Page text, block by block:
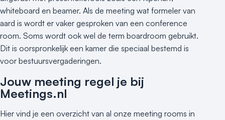
whiteboard en beamer. Als de meeting wat formeler van
aard is wordt er vaker gesproken van een conference
room. Soms wordt ook wel de term boardroom gebruikt.
Dit is oorspronkelijk een kamer die speciaal bestemd is
voor bestuursvergaderingen.
Jouw meeting regel je bij
Meetings.nl
Hier vind je een overzicht van al onze meeting rooms in